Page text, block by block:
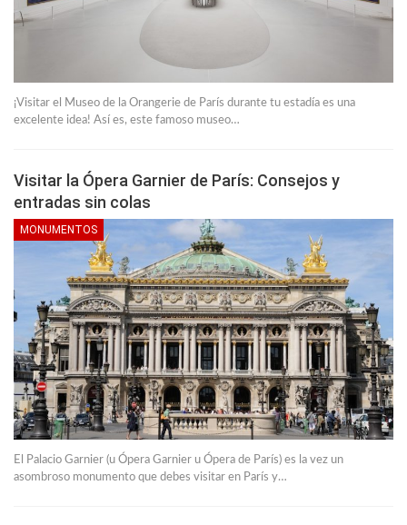
¡Visitar el Museo de la Orangerie de París durante tu estadía es una
excelente idea! Así es, este famoso museo…
Visitar la Ópera Garnier de París: Consejos y
entradas sin colas
MONUMENTOS
El Palacio Garnier (u Ópera Garnier u Ópera de París) es la vez un
asombroso monumento que debes visitar en París y…